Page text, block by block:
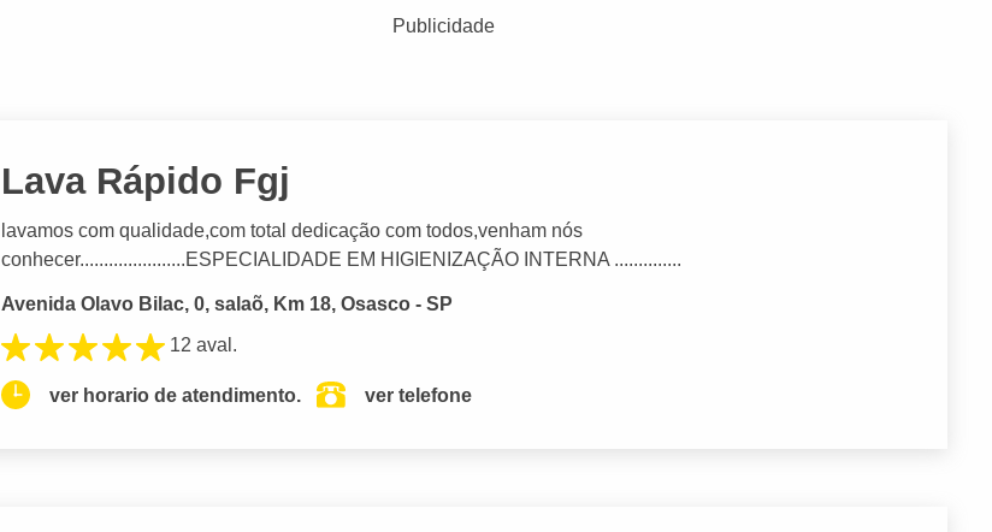
Publicidade
Lava Rápido Fgj
lavamos com qualidade,com total dedicação com todos,venham nós
conhecer......................ESPECIALIDADE EM HIGIENIZAÇÃO INTERNA ..............
Avenida Olavo Bilac, 0, salaõ, Km 18, Osasco - SP
12 aval.
ver horario de atendimento. ver telefone